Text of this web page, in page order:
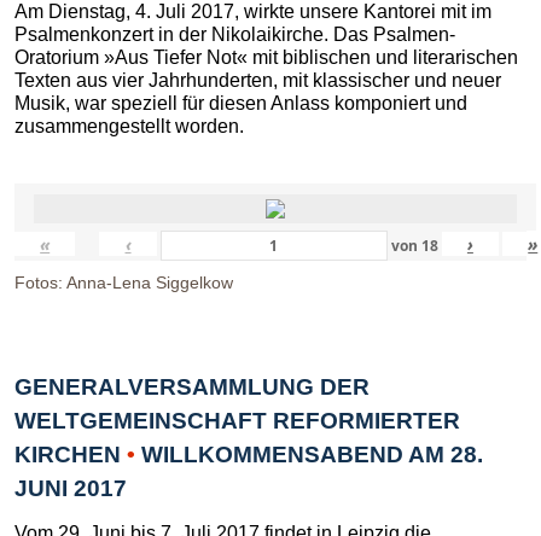
Am Dienstag, 4. Juli 2017, wirkte unsere Kantorei mit im
Psalmenkonzert in der Nikolaikirche. Das Psalmen-
Oratorium »Aus Tiefer Not« mit biblischen und literarischen
Texten aus vier Jahrhunderten, mit klassischer und neuer
Musik, war speziell für diesen Anlass komponiert und
zusammengestellt worden.
« ‹ von 18 › »
Fotos: Anna-Lena Siggelkow
GENERALVERSAMMLUNG DER
WELTGEMEINSCHAFT REFORMIERTER
KIRCHEN • WILLKOMMENSABEND AM 28.
JUNI 2017